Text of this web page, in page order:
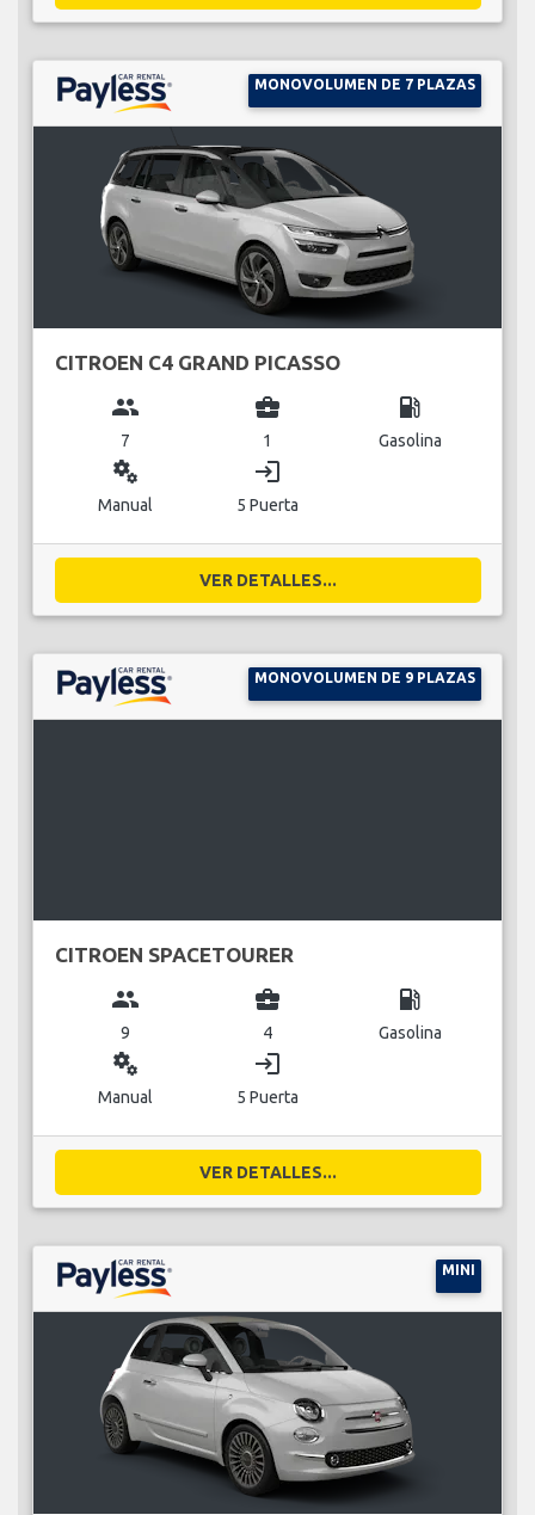
MONOVOLUMEN DE 7 PLAZAS
CITROEN C4 GRAND PICASSO
group
7
business_center
1
local_gas_station
Gasolina
miscellaneous_services
Manual
login
5 Puerta
VER DETALLES...
MONOVOLUMEN DE 9 PLAZAS
CITROEN SPACETOURER
group
9
business_center
4
local_gas_station
Gasolina
miscellaneous_services
Manual
login
5 Puerta
VER DETALLES...
MINI